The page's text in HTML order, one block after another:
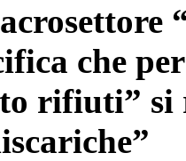
che
rifiuti”